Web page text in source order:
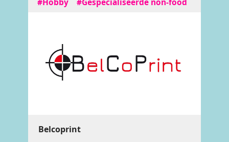
#Hobby #Gespecialiseerde non-food
Belcoprint